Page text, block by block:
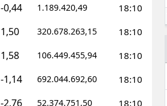
-0,44 1.189.420,49 18:10
1,50 320.678.263,15 18:10
1,58 106.449.455,94 18:10
-1,14 692.044.692,60 18:10
-2,76 52.374.751,50 18:10